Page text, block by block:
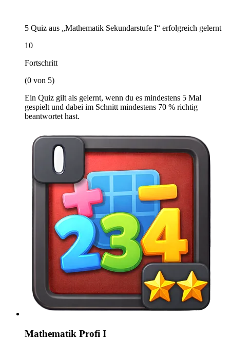
5 Quiz aus „Mathematik Sekundarstufe I“ erfolgreich gelernt
10
Fortschritt
(0 von 5)
Ein Quiz gilt als gelernt, wenn du es mindestens 5 Mal
gespielt und dabei im Schnitt mindestens 70 % richtig
beantwortet hast.
Mathematik Profi I